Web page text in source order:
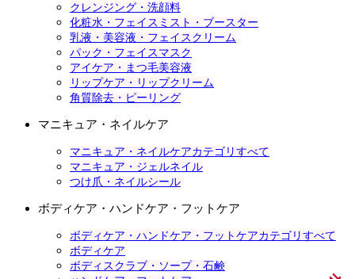
クレンジング・洗顔料
化粧水・フェイスミスト・ブースター
乳液・美容液・フェイスクリーム
パック・フェイスマスク
アイケア・まつ毛美容液
リップケア・リップクリーム
角質除去・ピーリング
マニキュア・ネイルケア
マニキュア・ネイルケアカテゴリすべて
マニキュア・ジェルネイル
つけ爪・ネイルシール
ボディケア・ハンドケア・フットケア
ボディケア・ハンドケア・フットケアカテゴリすべて
ボディケア
ボディスクラブ・ソープ・石鹸